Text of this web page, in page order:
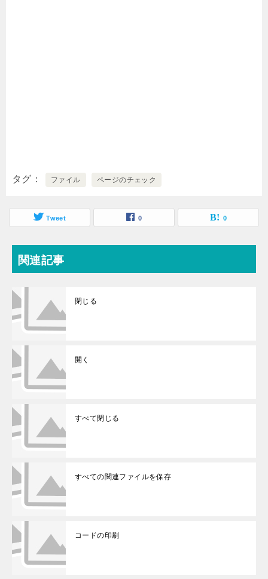
タグ ファイル ページのチェック
Tweet 0 0
関連記事
閉じる
開く
すべて閉じる
すべての関連ファイルを保存
コードの印刷